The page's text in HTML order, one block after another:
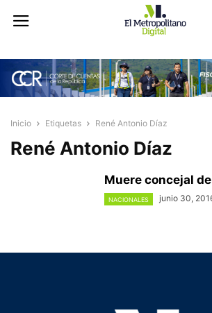
Inicio Etiquetas René Antonio Díaz
René Antonio Díaz
Muere concejal
NACIONALES junio 30,